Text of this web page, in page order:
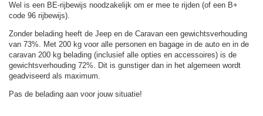
Wel is een BE-rijbewijs noodzakelijk om er mee te rijden (of een B+
code 96 rijbewijs).
Zonder belading heeft de Jeep en de Caravan een gewichtsverhouding
van 73%. Met 200 kg voor alle personen en bagage in de auto en in de
caravan 200 kg belading (inclusief alle opties en accessoires) is de
gewichtsverhouding 72%. Dit is gunstiger dan in het algemeen wordt
geadviseerd als maximum.
Pas de belading aan voor jouw situatie!